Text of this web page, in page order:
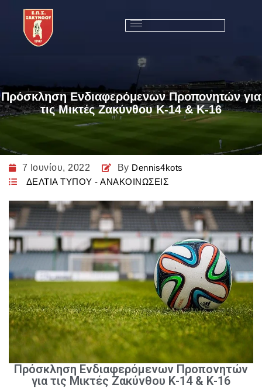
Πρόσκληση Ενδιαφερόμενων Προπονητών για
τις Μικτές Ζακύνθου Κ-14 & Κ-16​
7 Ιουνίου, 2022 By Dennis4kots
ΔΕΛΤΙΑ ΤΥΠΟΥ - ΑΝΑΚΟΙΝΩΣΕΙΣ
Πρόσκληση Ενδιαφερόμενων Προπονητών
για τις Μικτές Ζακύνθου Κ-14 & Κ-16